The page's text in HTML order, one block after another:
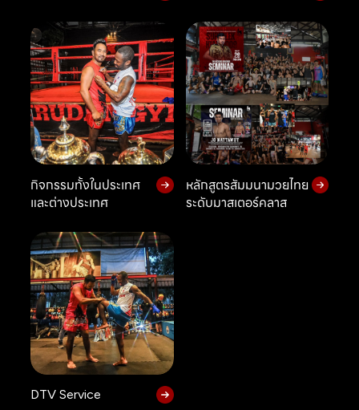
กิจกรรมทั้งในประเทศ
และต่างประเทศ
หลักสูตรสัมมนามวยไทย
ระดับมาสเตอร์คลาส
DTV Service